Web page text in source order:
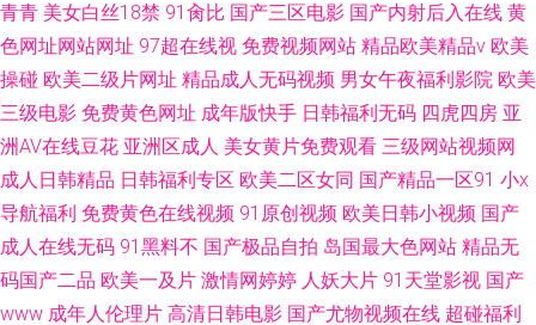
青青 美女白丝18禁 91肏比 国产三区电影 国产内射后入在线 黄
色网址网站网址 97超在线视 免费视频网站 精品欧美精品v 欧美
操碰 欧美二级片网址 精品成人无码视频 男女午夜福利影院 欧美
三级电影 免费黄色网址 成年版快手 日韩福利无码 四虎四房 亚
洲AV在线豆花 亚洲区成人 美女黄片免费观看 三级网站视频网
成人日韩精品 日韩福利专区 欧美二区女同 国产精品一区91 小x
导航福利 免费黄色在线视频 91原创视频 欧美日韩小视频 国产
成人在线无码 91黑料不 国产极品自拍 岛国最大色网站 精品无
码国产二品 欧美一及片 激情网婷婷 人妖大片 91天堂影视 国产
www 成年人伦理片 高清日韩电影 国产尤物视频在线 超碰福利